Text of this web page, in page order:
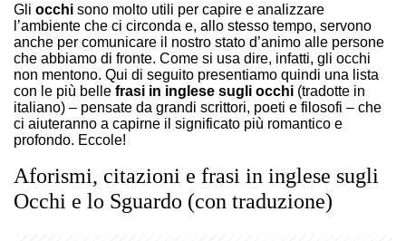
Gli occhi sono molto utili per capire e analizzare
l’ambiente che ci circonda e, allo stesso tempo, servono
anche per comunicare il nostro stato d’animo alle persone
che abbiamo di fronte. Come si usa dire, infatti, gli occhi
non mentono. Qui di seguito presentiamo quindi una lista
con le più belle frasi in inglese sugli occhi (tradotte in
italiano) – pensate da grandi scrittori, poeti e filosofi – che
ci aiuteranno a capirne il significato più romantico e
profondo. Eccole!
Aforismi, citazioni e frasi in inglese sugli
Occhi e lo Sguardo (con traduzione)